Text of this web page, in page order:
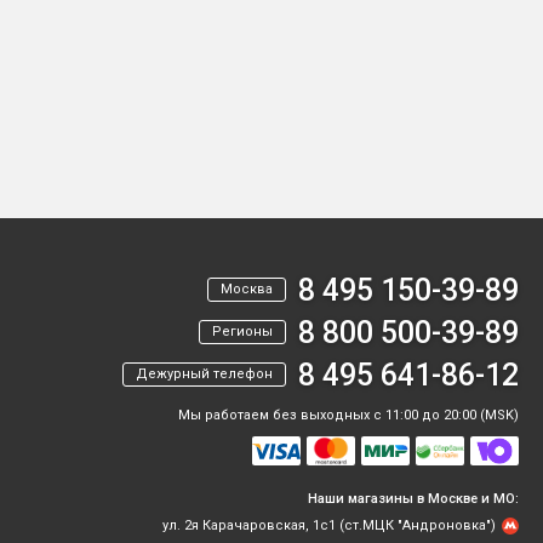
Москва 8 495 150-39-89
Регионы 8 800 500-39-89
Дежурный телефон 8 495 641-86-12
Мы работаем без выходных с 11:00 до 20:00 (MSK)
Наши магазины в Москве и МО:
ул. 2я Карачаровская, 1с1 (ст.МЦК "Андроновка")